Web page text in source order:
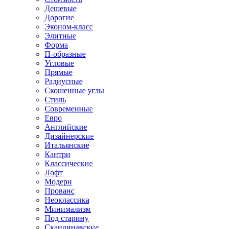
Дешевые
Дорогие
Эконом-класс
Элитные
Форма
П-образные
Угловые
Прямые
Радиусные
Скошенные углы
Стиль
Современные
Евро
Английские
Дизайнерские
Итальянские
Кантри
Классические
Лофт
Модерн
Прованс
Неоклассика
Минимализм
Под старину
Скандинавские